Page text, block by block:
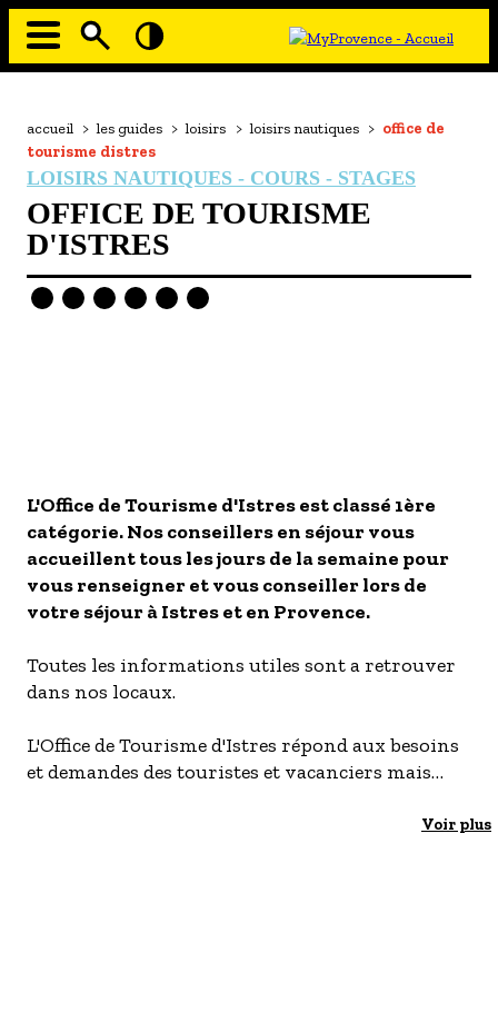
Aller
principale
À MOI LA CULTURE
AU GRAND AIR
PASSEZ À TABLE
SOUS TOUTES LES COUTUMES
TOURISME ET HANDICAP
- Les établissements Accueil vélo
LES OFFRES MYPROVENCE
S'inscrire à nos newsletters
Fil
d'Ariane
accueil > les guides > loisirs > loisirs nautiques > office de
tourisme distres
LOISIRS NAUTIQUES - COURS - STAGES
OFFICE DE TOURISME
D'ISTRES
L'Office de Tourisme d'Istres est classé 1ère
catégorie. Nos conseillers en séjour vous
accueillent tous les jours de la semaine pour
vous renseigner et vous conseiller lors de
votre séjour à Istres et en Provence.
Toutes les informations utiles sont a retrouver
dans nos locaux.
L'Office de Tourisme d'Istres répond aux besoins
et demandes des touristes et vacanciers mais
d'informations de la population locale. NotreVoir plus